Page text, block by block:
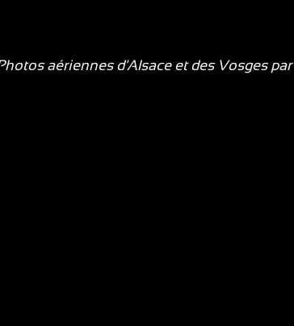
aériennes d'Alsace et des Vosges par